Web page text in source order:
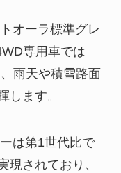
オーラ標準グレ
専用車では
雨天や積雪路面
します。
は第1世代比で
現されており、